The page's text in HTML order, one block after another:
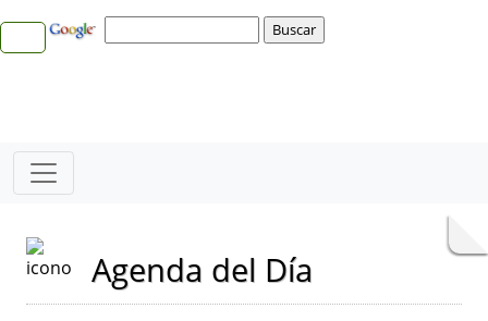
Agenda del Día